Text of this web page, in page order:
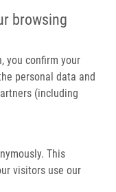
browsing
you confirm your
personal data and
(including
This
visitors use our